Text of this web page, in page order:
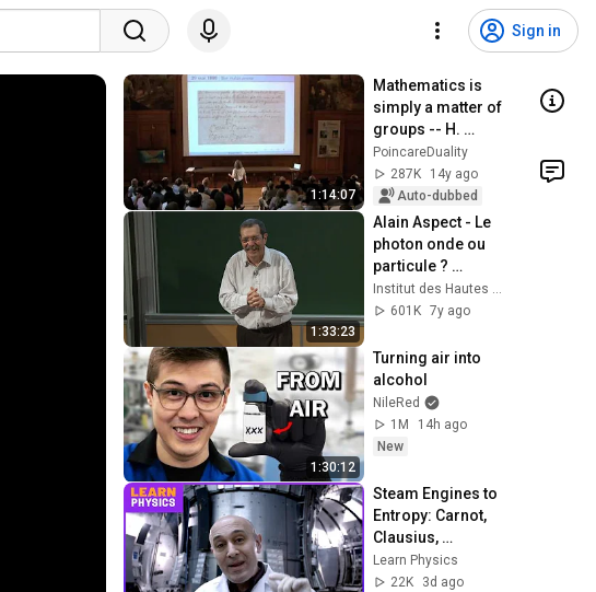
Sign in
1:14:07
Mathematics is
simply a matter of
groups -- H.
Poincaré, 1881 -
Étienne Ghys
PoincareDuality
287K
14y ago
Auto-dubbed
1:33:23
Alain Aspect - Le
photon onde ou
particule ?
L’étrangeté
quantique mise en
Institut des Hautes Etudes Scientifiques (IHES)
601K 7y ago
1:30:12
Turning air into
alcohol
NileRed
1M
14h ago
New
Steam Engines to
Entropy: Carnot,
Clausius,
Boltzmann and the
Birth of
Learn Physics
22K
3d ago